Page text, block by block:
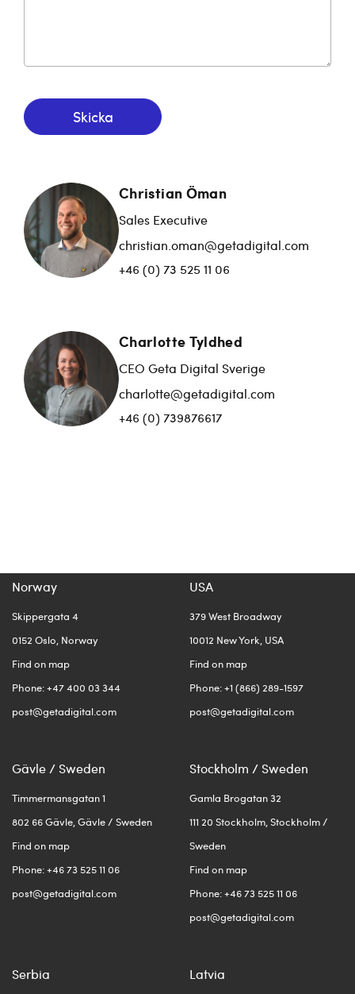
Skicka
Christian Öman
Sales Executive
christian.oman@getadigital.com
+46 (0) 73 525 11 06
Charlotte Tyldhed
CEO Geta Digital Sverige
charlotte@getadigital.com
+46 (0) 739876617
Norway
Skippergata 4
0152 Oslo, Norway
Find on map
Phone: +47 400 03 344
post@getadigital.com
USA
379 West Broadway
10012 New York, USA
Find on map
Phone: +1 (866) 289-1597
post@getadigital.com
Gävle / Sweden
Timmermansgatan 1
802 66 Gävle, Gävle / Sweden
Find on map
Phone: +46 73 525 11 06
post@getadigital.com
Stockholm / Sweden
Gamla Brogatan 32
111 20 Stockholm, Stockholm /
Sweden
Find on map
Phone: +46 73 525 11 06
post@getadigital.com
Serbia Latvia